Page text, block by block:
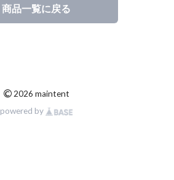
商品一覧に戻る
© 2026 maintent
powered by